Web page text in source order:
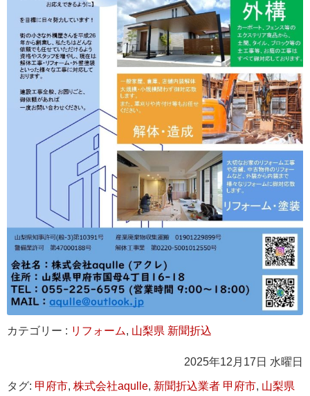
カテゴリー : リフォーム, 山梨県 新聞折込
2025年12月17日 水曜日
タグ: 甲府市, 株式会社aqulle, 新聞折込業者 甲府市, 山梨県